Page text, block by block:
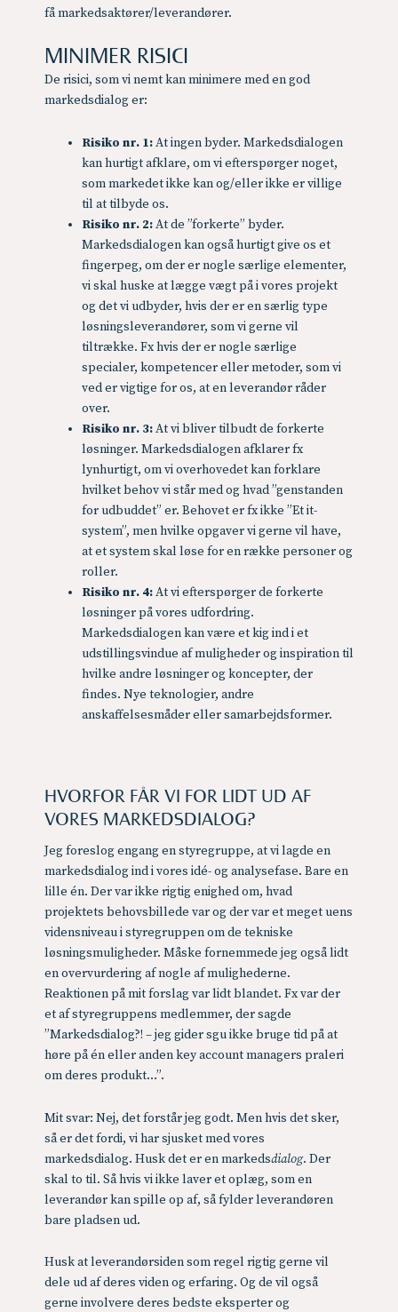
få markedsaktører/leverandører.
MINIMER RISICI
De risici, som vi nemt kan minimere med en god
markedsdialog er:
Risiko nr. 1:At ingen byder. Markedsdialogen
kan hurtigt afklare, om vi efterspørger noget,
som markedet ikke kan og/eller ikke er villige
til at tilbyde os.
Risiko nr. 2:At de ”forkerte” byder.
Markedsdialogen kan også hurtigt give os et
fingerpeg, om der er nogle særlige elementer,
vi skal huske at lægge vægt på i vores projekt
og det vi udbyder, hvis der er en særlig type
løsningsleverandører, som vi gerne vil
tiltrække. Fx hvis der er nogle særlige
specialer, kompetencer eller metoder, som vi
ved er vigtige for os, at en leverandør råder
over.
Risiko nr. 3:At vi bliver tilbudt de forkerte
løsninger. Markedsdialogen afklarer fx
lynhurtigt, om vi overhovedet kan forklare
hvilket behov vi står med og hvad ”genstanden
for udbuddet” er. Behovet er fx ikke ”Et it-
system”, men hvilke opgaver vi gerne vil have,
at et system skal løse for en række personer og
roller.
Risiko nr. 4:At vi efterspørger de forkerte
løsninger på vores udfordring.
Markedsdialogen kan være et kig ind i et
udstillingsvindue af muligheder og inspiration til
hvilke andre løsninger og koncepter, der
findes. Nye teknologier, andre
anskaffelsesmåder eller samarbejdsformer.
HVORFOR FÅR VI FOR LIDT UD AF
VORES MARKEDSDIALOG?
Jeg foreslog engang en styregruppe, at vi lagde en
markedsdialog ind i vores idé- og analysefase. Bare en
lille én. Der var ikke rigtig enighed om, hvad
projektets behovsbillede var og der var et meget uens
vidensniveau i styregruppen om de tekniske
løsningsmuligheder. Måske fornemmede jeg også lidt
en overvurdering af nogle af mulighederne.
Reaktionen på mit forslag var lidt blandet. Fx var der
et af styregruppens medlemmer, der sagde
”Markedsdialog?! – jeg gider sgu ikke bruge tid på at
høre på én eller anden key account managers praleri
om deres produkt…”.
Mit svar: Nej, det forstår jeg godt. Men hvis det sker,
så er det fordi, vi har sjusket med vores
markedsdialog. Husk det er en markedsdialog. Der
skal to til. Så hvis vi ikke laver et oplæg, som en
leverandør kan spille op af, så fylder leverandøren
bare pladsen ud.
Husk at leverandørsiden som regel rigtig gerne vil
dele ud af deres viden og erfaring. Og de vil også
gerne involvere deres bedste eksperter og